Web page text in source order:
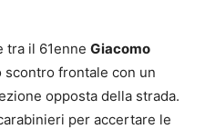
tra il 61enne Giacomo
scontro frontale con un
opposta della strada.
per accertare le